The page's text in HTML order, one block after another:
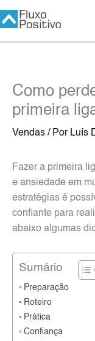
para
Como
primeira
Vendas / Por Luís
Fazer a primeira
e ansiedade em
estratégias é
confiante para
abaixo algumas
Sumário
Preparação
Roteiro
Prática
Confiança